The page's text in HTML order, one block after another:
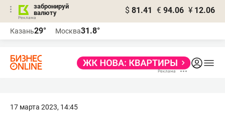
забронируй
валюту
$ 81.41 € 94.06 ¥ 12.06
Казань29° Москва31.8°
17 марта 2023, 14:45